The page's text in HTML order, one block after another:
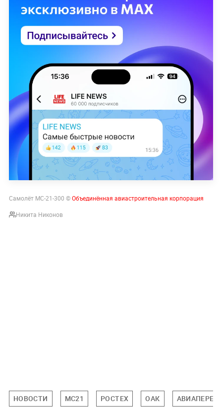
Cамолёт МС-21-300 ©Объединённая авиастроительная корпорация
Никита Никонов
НОВОСТИ МС21 РОСТЕХ ОАК